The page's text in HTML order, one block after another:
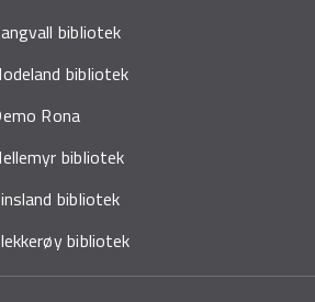
bibliotek
bibliotek
Rona
bibliotek
bibliotek
bibliotek